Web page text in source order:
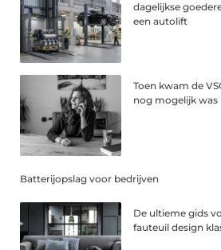
dagelijkse
een autolift
Toen kwam de
nog mogelijk was
Batterijopslag voor bedrijven
De ultieme gids
fauteuil design